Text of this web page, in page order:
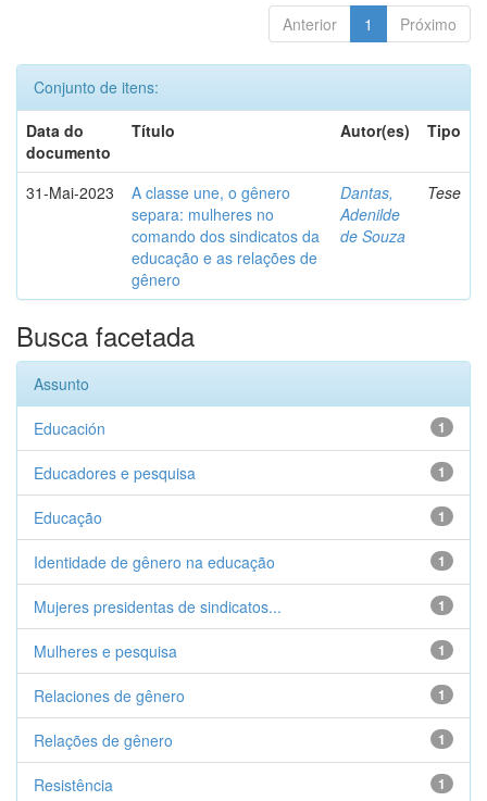
Anterior 1 Próximo
Conjunto de itens:
Data do
documento
Título Autor(es) Tipo
31-Mai-2023
A classe une, o gênero
separa: mulheres no
comando dos sindicatos da
educação e as relações de
gênero
Dantas,
Adenilde
de Souza
Tese
Busca facetada
Assunto
1
Educación
1
Educadores e pesquisa
1
Educação
1
Identidade de gênero na educação
1
Mujeres presidentas de sindicatos...
1
Mulheres e pesquisa
1
Relaciones de gênero
1
Relações de gênero
1
Resistência